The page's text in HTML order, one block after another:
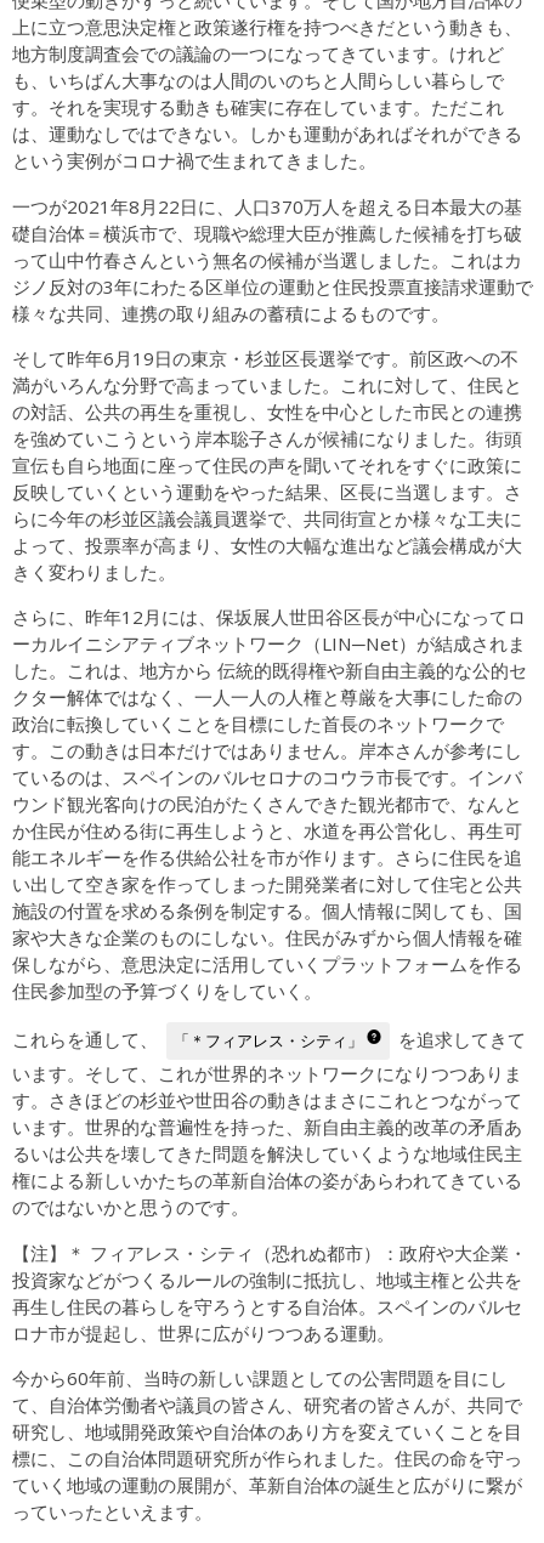
上に立つ意思決定権と政策遂行権を持つべきだという動きも、
地方制度調査会での議論の一つになってきています。けれど
も、いちばん大事なのは人間のいのちと人間らしい暮らしで
す。それを実現する動きも確実に存在しています。ただこれ
は、運動なしではできない。しかも運動があればそれができる
という実例がコロナ禍で生まれてきました。
一つが2021年8月22日に、人口370万人を超える日本最大の基
礎自治体＝横浜市で、現職や総理大臣が推薦した候補を打ち破
って山中竹春さんという無名の候補が当選しました。これはカ
ジノ反対の3年にわたる区単位の運動と住民投票直接請求運動で
様々な共同、連携の取り組みの蓄積によるものです。
そして昨年6月19日の東京・杉並区長選挙です。前区政への不
満がいろんな分野で高まっていました。これに対して、住民と
の対話、公共の再生を重視し、女性を中心とした市民との連携
を強めていこうという岸本聡子さんが候補になりました。街頭
宣伝も自ら地面に座って住民の声を聞いてそれをすぐに政策に
反映していくという運動をやった結果、区長に当選します。さ
らに今年の杉並区議会議員選挙で、共同街宣とか様々な工夫に
よって、投票率が高まり、女性の大幅な進出など議会構成が大
きく変わりました。
さらに、昨年12月には、保坂展人世田谷区長が中心になってロ
ーカルイニシアティブネットワーク（LIN─Net）が結成されま
した。これは、地方から 伝統的既得権や新自由主義的な公的セ
クター解体ではなく、一人一人の人権と尊厳を大事にした命の
政治に転換していくことを目標にした首長のネットワークで
す。この動きは日本だけではありません。岸本さんが参考にし
ているのは、スペインのバルセロナのコウラ市長です。インバ
ウンド観光客向けの民泊がたくさんできた観光都市で、なんと
か住民が住める街に再生しようと、水道を再公営化し、再生可
能エネルギーを作る供給公社を市が作ります。さらに住民を追
い出して空き家を作ってしまった開発業者に対して住宅と公共
施設の付置を求める条例を制定する。個人情報に関しても、国
家や大きな企業のものにしない。住民がみずから個人情報を確
保しながら、意思決定に活用していくプラットフォームを作る
住民参加型の予算づくりをしていく。
これらを通して、 「＊フィアレス・シティ」
を追求してきて
います。そして、これが世界的ネットワークになりつつありま
す。さきほどの杉並や世田谷の動きはまさにこれとつながって
います。世界的な普遍性を持った、新自由主義的改革の矛盾あ
るいは公共を壊してきた問題を解決していくような地域住民主
権による新しいかたちの革新自治体の姿があらわれてきている
のではないかと思うのです。
【注】＊ フィアレス・シティ（恐れぬ都市）：政府や大企業・
投資家などがつくるルールの強制に抵抗し、地域主権と公共を
再生し住民の暮らしを守ろうとする自治体。スペインのバルセ
ロナ市が提起し、世界に広がりつつある運動。
今から60年前、当時の新しい課題としての公害問題を目にし
て、自治体労働者や議員の皆さん、研究者の皆さんが、共同で
研究し、地域開発政策や自治体のあり方を変えていくことを目
標に、この自治体問題研究所が作られました。住民の命を守っ
ていく地域の運動の展開が、革新自治体の誕生と広がりに繋が
っていったといえます。